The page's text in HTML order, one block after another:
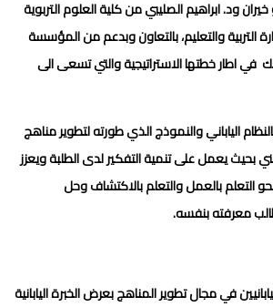
ود. ابراهيم الصليبي من كلية العلوم التربوية
والتعليم، بالتعاون وبدعم من المؤسسة
في اطار خطتها الاستراتيجية والتي تسعى الى
الياباني والنموذج الذي طورته لتطوير مناهج
بحيث يعمل على تنمية التفكير لدى الطلبة ويعزز
نحو التعلم بالعمل والتعلم بالاكتشاف وحل
معرفته بنفسه.
في مجال تطوير المناهج بعرض الخبرة اليابانية